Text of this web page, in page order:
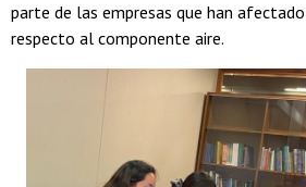
parte de las empresas que han
respecto al componente aire.